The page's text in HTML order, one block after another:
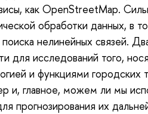
как OpenStreetMap.
обработки данных, в
нелинейных связей.
для исследований того,
и функциями городских
и, главное, можем ли мы
прогнозирования их